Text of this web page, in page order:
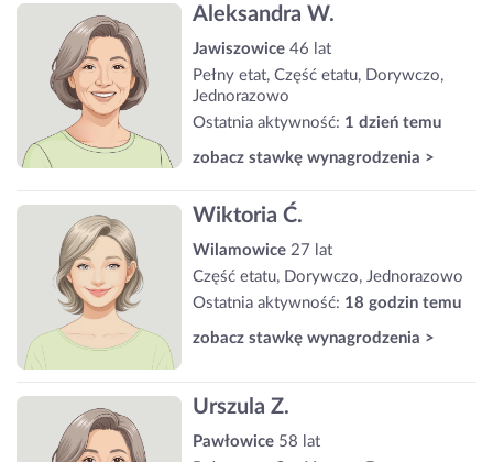
Aleksandra W.
Jawiszowice 46 lat
Pełny etat, Część etatu, Dorywczo,
Jednorazowo
Ostatnia aktywność: 1 dzień temu
zobacz stawkę wynagrodzenia >
Wiktoria Ć.
Wilamowice 27 lat
Część etatu, Dorywczo, Jednorazowo
Ostatnia aktywność: 18 godzin temu
zobacz stawkę wynagrodzenia >
Urszula Z.
Pawłowice 58 lat